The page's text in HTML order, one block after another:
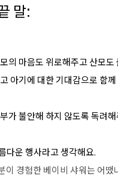
말:
의 마음도 위로해주고 산모
아기에 대한 기대감으로 함
불안해 하지 않도록 독려
다운 행사라고 생각해요.
경험한 베이비 샤워는 어땠